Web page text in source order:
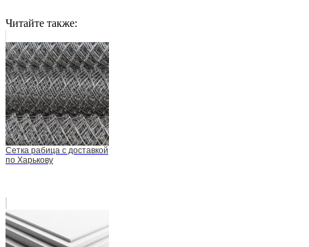
Читайте также:
Сетка рабица с доставкой
по Харькову